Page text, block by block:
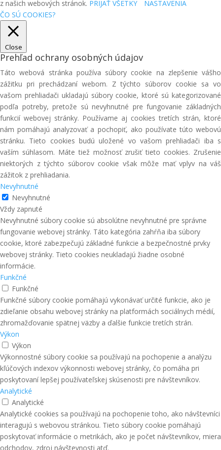
z našich webových stránok. PRIJAŤ VŠETKY
NASTAVENIA
ČO SÚ COOKIES?
Close
Prehľad ochrany osobných údajov
Táto webová stránka používa súbory cookie na zlepšenie vášho
zážitku pri prechádzaní webom. Z týchto súborov cookie sa vo
vašom prehliadači ukladajú súbory cookie, ktoré sú kategorizované
podľa potreby, pretože sú nevyhnutné pre fungovanie základných
funkcií webovej stránky. Používame aj cookies tretích strán, ktoré
nám pomáhajú analyzovať a pochopiť, ako používate túto webovú
stránku. Tieto cookies budú uložené vo vašom prehliadači iba s
vaším súhlasom. Máte tiež možnosť zrušiť tieto cookies. Zrušenie
niektorých z týchto súborov cookie však môže mať vplyv na váš
zážitok z prehliadania.
Nevyhnutné
Nevyhnutné
Vždy zapnuté
Nevyhnutné súbory cookie sú absolútne nevyhnutné pre správne
fungovanie webovej stránky. Táto kategória zahŕňa iba súbory
cookie, ktoré zabezpečujú základné funkcie a bezpečnostné prvky
webovej stránky. Tieto cookies neukladajú žiadne osobné
informácie.
Funkčné
Funkčné
Funkčné súbory cookie pomáhajú vykonávať určité funkcie, ako je
zdieľanie obsahu webovej stránky na platformách sociálnych médií,
zhromažďovanie spätnej väzby a ďalšie funkcie tretích strán.
Výkon
Výkon
Výkonnostné súbory cookie sa používajú na pochopenie a analýzu
kľúčových indexov výkonnosti webovej stránky, čo pomáha pri
poskytovaní lepšej používateľskej skúsenosti pre návštevníkov.
Analytické
Analytické
Analytické cookies sa používajú na pochopenie toho, ako návštevníci
interagujú s webovou stránkou. Tieto súbory cookie pomáhajú
poskytovať informácie o metrikách, ako je počet návštevníkov, miera
odchodov, zdroj návštevnosti atď.